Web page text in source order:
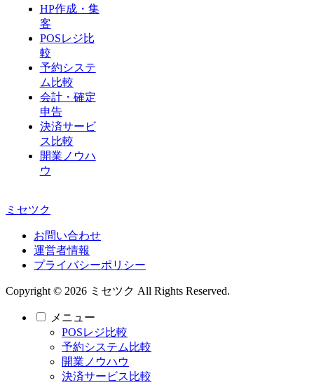
HP作成・集
客
POSレジ比
較
予約システ
ム比較
会計・確定
申告
決済サービ
ス比較
開業ノウハ
ウ
ミセツク
お問い合わせ
運営者情報
プライバシーポリシー
Copyright © 2026 ミセツク All Rights Reserved.
メニュー
POSレジ比較
予約システム比較
開業ノウハウ
決済サービス比較